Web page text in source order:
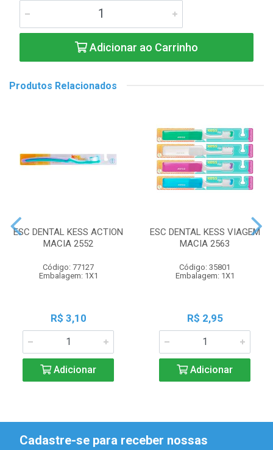
Adicionar ao Carrinho
Produtos Relacionados
ESC DENTAL KESS ACTION
MACIA 2552
Código: 77127
Embalagem: 1X1
R$ 3,10
Adicionar
ESC DENTAL KESS VIAGEM
MACIA 2563
Código: 35801
Embalagem: 1X1
R$ 2,95
Adicionar
Cadastre-se para receber nossas